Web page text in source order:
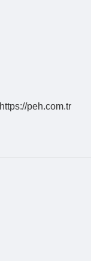
https://peh.com.tr